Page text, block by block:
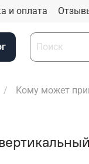
и оплата
Кому может